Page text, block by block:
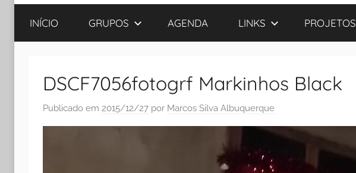
INÍCIO GRUPOS AGENDA LINKS PROJETOS
DSCF7056fotogrf Markinhos Black
Publicado em 2015/12/27 por Marcos Silva Albuquerque